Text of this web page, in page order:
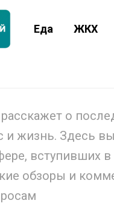
Еда ЖКХ
о
и жизнь. Здесь
вступивших
обзоры и